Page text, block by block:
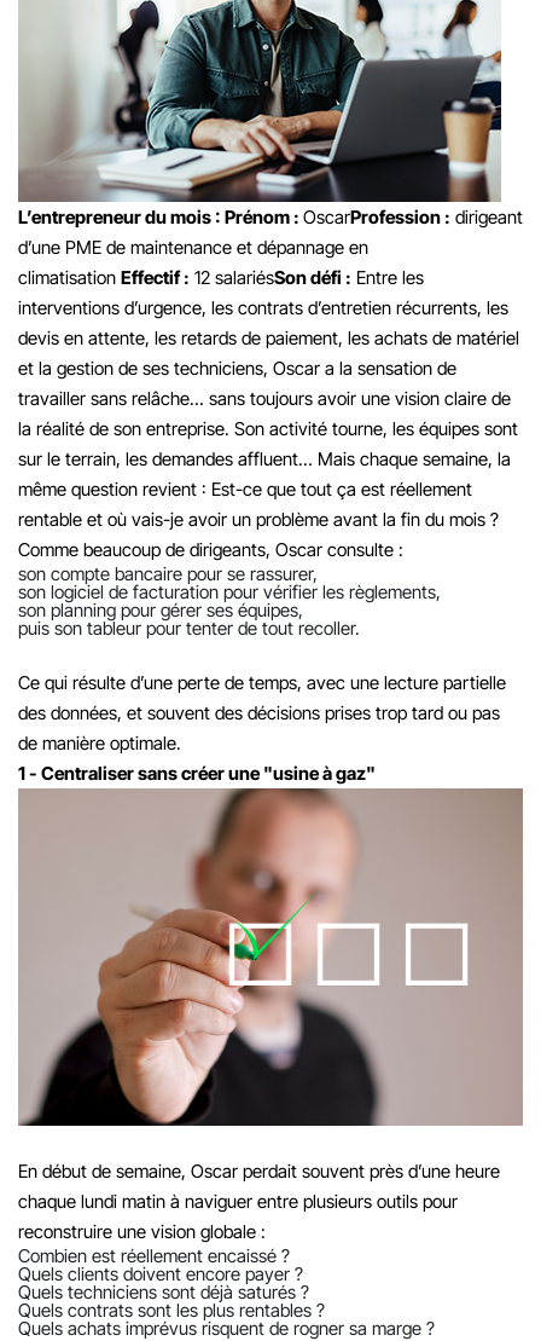
L’entrepreneur du mois : Prénom : OscarProfession : dirigeant
d’une PME de maintenance et dépannage en
climatisation Effectif : 12 salariésSon défi : Entre les
interventions d’urgence, les contrats d’entretien récurrents, les
devis en attente, les retards de paiement, les achats de matériel
et la gestion de ses techniciens, Oscar a la sensation de
travailler sans relâche… sans toujours avoir une vision claire de
la réalité de son entreprise. Son activité tourne, les équipes sont
sur le terrain, les demandes affluent… Mais chaque semaine, la
même question revient : Est-ce que tout ça est réellement
rentable et où vais-je avoir un problème avant la fin du mois ?
Comme beaucoup de dirigeants, Oscar consulte :
son compte bancaire pour se rassurer,
son logiciel de facturation pour vérifier les règlements,
son planning pour gérer ses équipes,
puis son tableur pour tenter de tout recoller.
Ce qui résulte d’une perte de temps, avec une lecture partielle
des données, et souvent des décisions prises trop tard ou pas
de manière optimale.
1 - Centraliser sans créer une "usine à gaz"
En début de semaine, Oscar perdait souvent près d’une heure
chaque lundi matin à naviguer entre plusieurs outils pour
reconstruire une vision globale :
Combien est réellement encaissé ?
Quels clients doivent encore payer ?
Quels techniciens sont déjà saturés ?
Quels contrats sont les plus rentables ?
Quels achats imprévus risquent de rogner sa marge ?